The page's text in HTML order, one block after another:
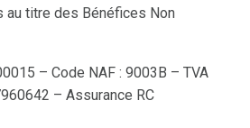
au titre des Bénéfices Non
– Code NAF : 9003B – TVA
– Assurance RC